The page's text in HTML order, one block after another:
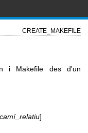
CREATE_MAKEFILE
i Makefile des d'un
camí_relatiu]